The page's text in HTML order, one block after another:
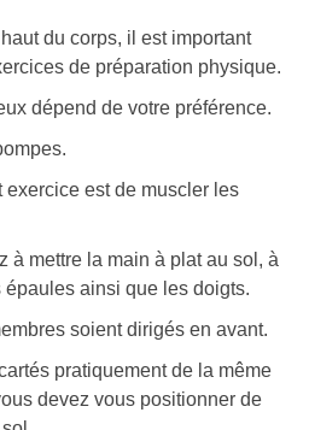
du corps, il est important
de préparation physique.
dépend de votre préférence.
exercice est de muscler les
à mettre la main à plat au sol, à
épaules ainsi que les doigts.
soient dirigés en avant.
pratiquement de la même
devez vous positionner de